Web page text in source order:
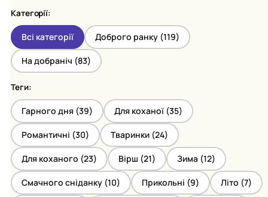
Категорії:
Всі категорії Доброго ранку (119)
На добраніч (83)
Теги:
Гарного дня (39) Для коханої (35)
Романтичні (30) Тваринки (24)
Для коханого (23) Вірш (21) Зима (12)
Смачного сніданку (10) Прикольні (9) Літо (7)